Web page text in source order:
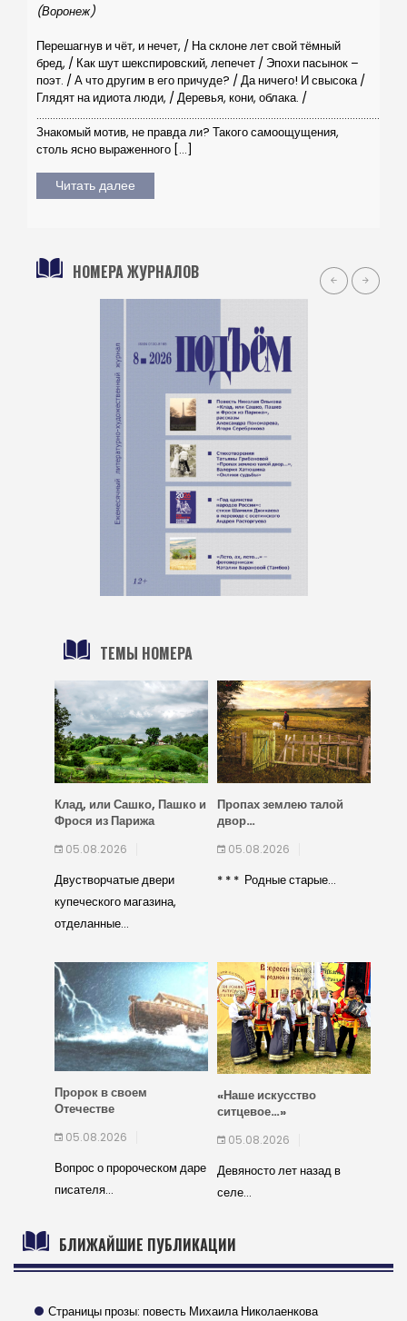
(Воронеж)
Перешагнув и чёт, и нечет, / На склоне лет свой тёмный
бред, / Как шут шекспировский, лепечет / Эпохи пасынок –
поэт. / А что другим в его причуде? / Да ничего! И свысока /
Глядят на идиота люди, / Деревья, кони, облака. /
Знакомый мотив, не правда ли? Такого самоощущения,
столь ясно выраженного […]
Читать далее
НОМЕРА ЖУРНАЛОВ
ТЕМЫ НОМЕРА
Клад, или Сашко, Пашко и
Фрося из Парижа
05.08.2026
Двустворчатые двери
купеческого магазина,
отделанные...
Пропах землею талой
двор…
05.08.2026
* * * Родные старые...
Пророк в своем
Отечестве
05.08.2026
Вопрос о пророческом даре
писателя...
«Наше искусство
ситцевое…»
05.08.2026
Девяносто лет назад в
селе...
БЛИЖАЙШИЕ ПУБЛИКАЦИИ
Страницы прозы: повесть Михаила Николаенкова